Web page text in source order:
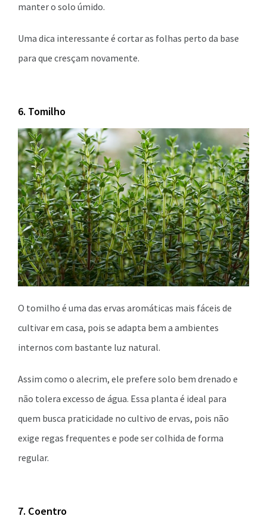
manter o solo úmido.
Uma dica interessante é cortar as folhas perto da base
para que cresçam novamente.
6. Tomilho
O tomilho é uma das ervas aromáticas mais fáceis de
cultivar em casa, pois se adapta bem a ambientes
internos com bastante luz natural.
Assim como o alecrim, ele prefere solo bem drenado e
não tolera excesso de água. Essa planta é ideal para
quem busca praticidade no cultivo de ervas, pois não
exige regas frequentes e pode ser colhida de forma
regular.
7. Coentro